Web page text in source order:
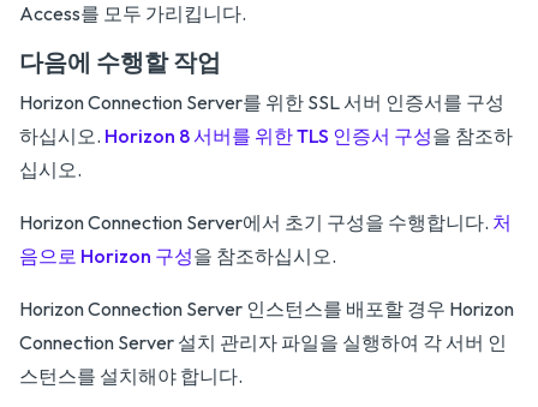
Access를 모두 가리킵니다.
다음에 수행할 작업
Horizon Connection Server를 위한 SSL 서버 인증서를 구성
하십시오. Horizon 8 서버를 위한 TLS 인증서 구성을 참조하
십시오.
Horizon Connection Server에서 초기 구성을 수행합니다. 처
음으로 Horizon 구성을 참조하십시오.
Horizon Connection Server 인스턴스를 배포할 경우 Horizon
Connection Server 설치 관리자 파일을 실행하여 각 서버 인
스턴스를 설치해야 합니다.